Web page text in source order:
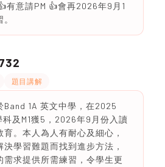
有意請PM 👍會再2026年9月1
題目講解
Band 1A 英文中學，在2025
科及M1獲5，2026年9月份入讀
。本人為人有耐心及細心，
學習難題而找到進步方法，
需求提供所需練習，令學生更